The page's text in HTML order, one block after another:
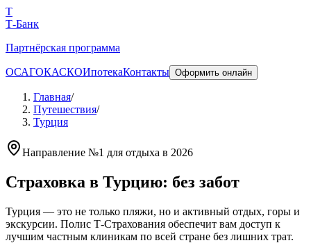
T
Т-Банк
Партнёрская программа
ОСАГОКАСКОИпотекаКонтакты Оформить онлайн
Главная/
Путешествия/
Турция
Направление №1 для отдыха в 2026
Страховка в Турцию: без забот
Турция — это не только пляжи, но и активный отдых, горы и
экскурсии. Полис Т-Страхования обеспечит вам доступ к
лучшим частным клиникам по всей стране без лишних трат.